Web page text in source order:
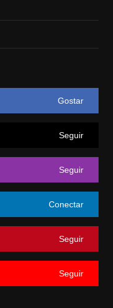
Gostar
Seguir
Seguir
Conectar
Seguir
Seguir